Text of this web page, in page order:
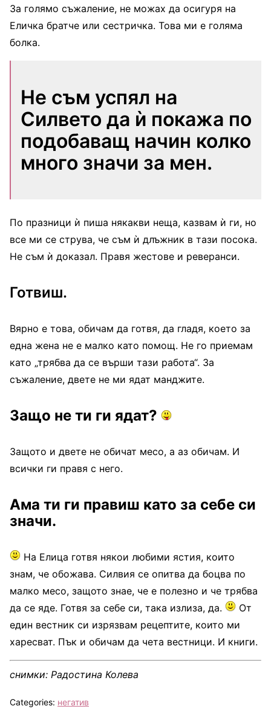
За голямо съжаление, не можах да осигуря на
Еличка братче или сестричка. Това ми е голяма
болка.
Не съм успял на
Силвето да ѝ покажа по
подобаващ начин колко
много значи за мен.
По празници ѝ пиша някакви неща, казвам ѝ ги, но
все ми се струва, че съм ѝ длъжник в тази посока.
Не съм ѝ доказал. Правя жестове и реверанси.
Готвиш.
Вярно е това, обичам да готвя, да гладя, което за
една жена не е малко като помощ. Не го приемам
като „трябва да се върши тази работа“. За
съжаление, двете не ми ядат манджите.
Защо не ти ги ядат?
Защото и двете не обичат месо, а аз обичам. И
всички ги правя с него.
Ама ти ги правиш като за себе си
значи.
На Елица готвя някои любими ястия, които
знам, че обожава. Силвия се опитва да боцва по
малко месо, защото знае, че е полезно и че трябва
да се яде. Готвя за себе си, така излиза, да.
От
един вестник си изрязвам рецептите, които ми
харесват. Пък и обичам да чета вестници. И книги.
снимки: Радостина Колева
Categories: негатив